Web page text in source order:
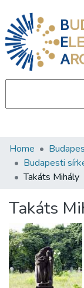
B
E
A
Communities &
All of DSpace
About us
Home
Budapesti
Takáts Mihály
Takáts